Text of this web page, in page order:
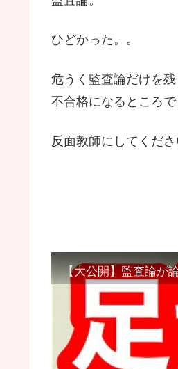
ひどかった。。
危うく監査論だけを残
不合格になるところで
反面教師にしてくださ
【大公開】監査論が